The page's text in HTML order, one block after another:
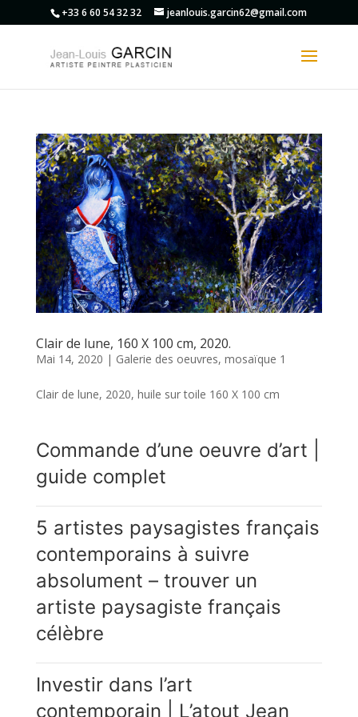
+33 6 60 54 32 32 jeanlouis.garcin62@gmail.com
Clair de lune, 160 X 100 cm, 2020.
Mai 14, 2020 | Galerie des oeuvres, mosaïque 1
Clair de lune, 2020, huile sur toile 160 X 100 cm
Commande d’une oeuvre d’art |
guide complet
5 artistes paysagistes français
contemporains à suivre
absolument – trouver un
artiste paysagiste français
célèbre
Investir dans l’art
contemporain | L’atout Jean